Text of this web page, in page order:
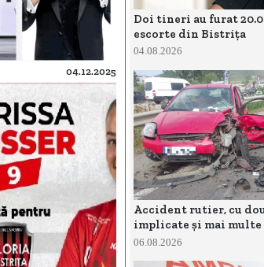
04.12.2025
Doi tineri au furat
escorte din Bistrița
04.08.2026
Accident rutier, cu
implicate și mai
06.08.2026